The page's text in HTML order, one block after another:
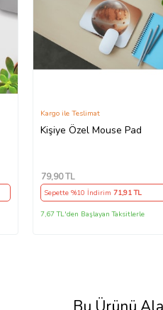
Kişiye Özel Mouse Pad
Kargo ile Teslimat
79,90 TL
Sepette %10 İndirim 71,91 TL
7,67 TL'den Başlayan Taksitlerle